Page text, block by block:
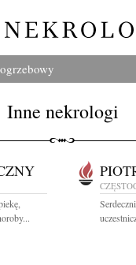
Inne nekrologi